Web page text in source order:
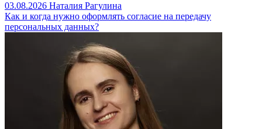
03.08.2026 Наталия Рагулина
Как и когда нужно оформлять согласие на передачу
персональных данных?